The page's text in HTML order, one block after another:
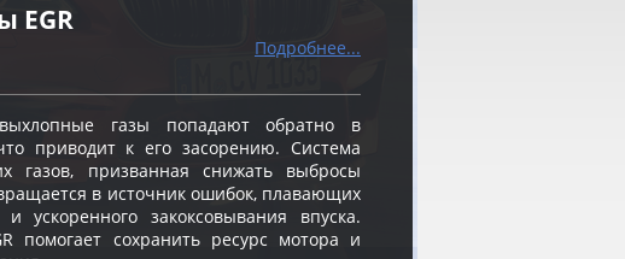
EGR
Подробнее...
газы попадают обратно в
приводит к его засорению. Система
газов, призванная снижать выбросы
в источник ошибок, плавающих
ускоренного закоксовывания впуска.
помогает сохранить ресурс мотора и